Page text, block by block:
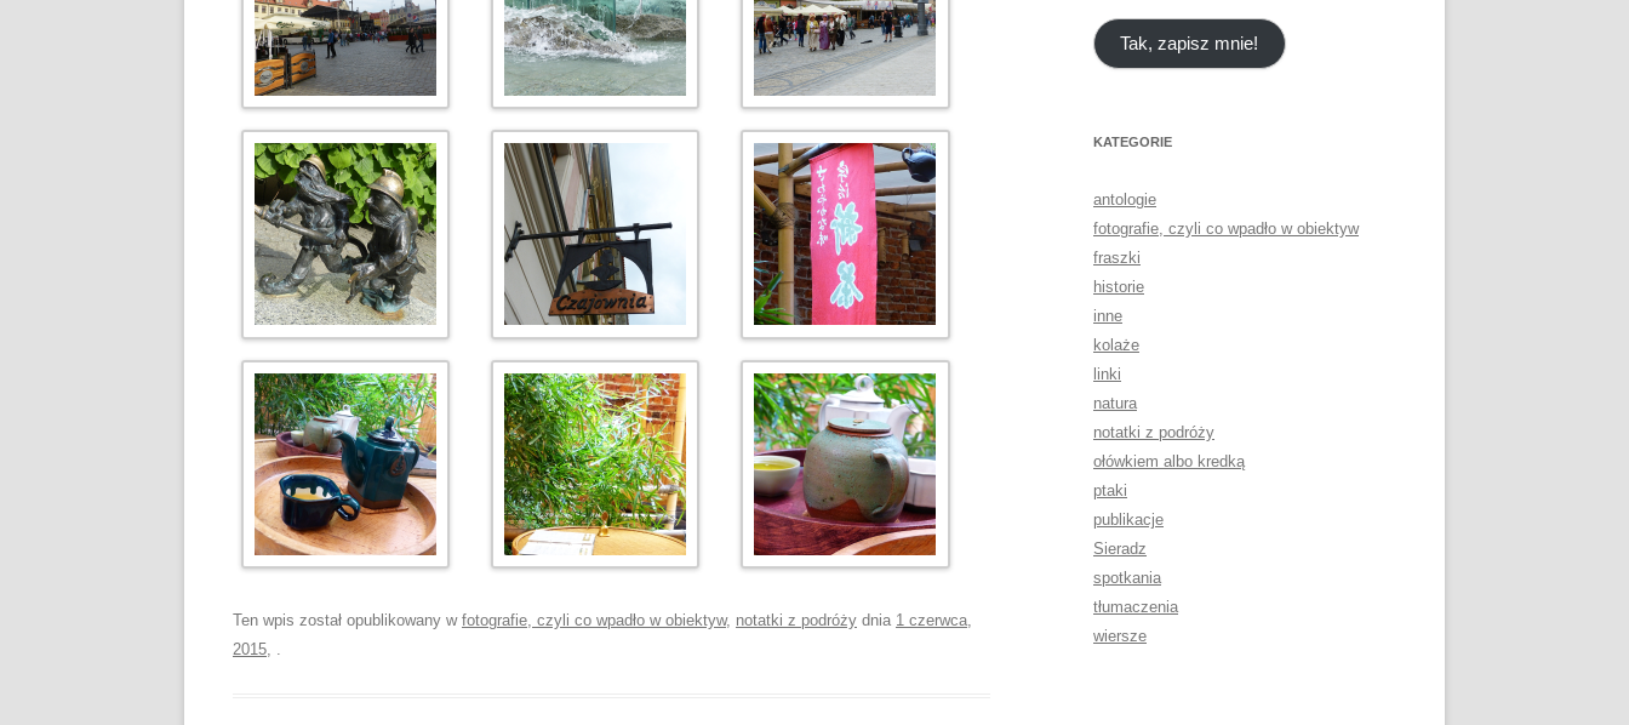
Ten wpis został opublikowany w fotografie, czyli co wpadło w obiektyw, notatki z podróży dnia 1 czerwca,
2015, .
Tak, zapisz mnie!
KATEGORIE
antologie
fotografie, czyli co wpadło w obiektyw
fraszki
historie
inne
kolaże
linki
natura
notatki z podróży
ołówkiem albo kredką
ptaki
publikacje
Sieradz
spotkania
tłumaczenia
wiersze